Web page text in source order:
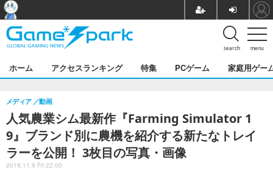
menu
search
ホーム アクセスランキング 特集 PCゲーム 家庭用ゲー
人気農業シム最新作『Farming Simulator 1
9』ブランド別に農機を紹介する新たなトレイ
ラーを公開！ 3枚目の写真・画像
メディア 動画
2018.11.9 Fri 22:00